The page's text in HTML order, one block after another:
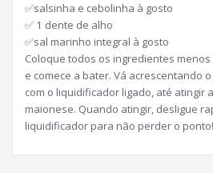
✅salsinha e cebolinha à gosto
✅ 1 dente de alho
✅sal marinho integral à gosto
Coloque todos os ingredientes
e comece a bater. Vá acrescentando
com o liquidificador ligado, até atingir
maionese. Quando atingir, desligue
liquidificador para não perder o ponto!